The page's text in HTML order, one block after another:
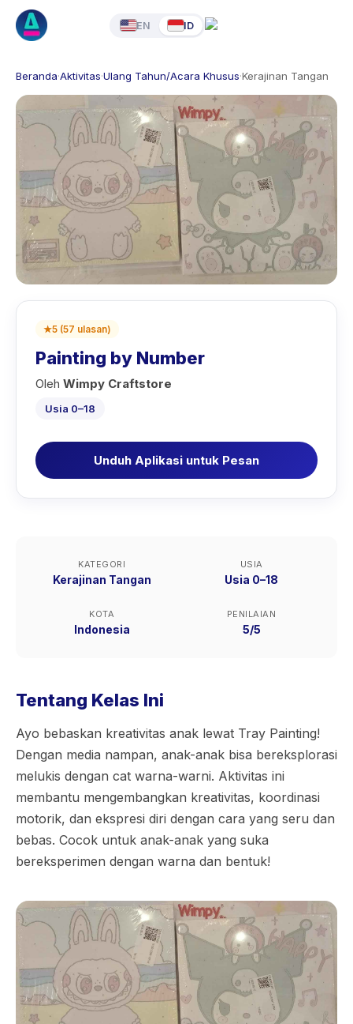
EN ID
Beranda·Aktivitas·Ulang Tahun/Acara Khusus·Kerajinan Tangan
★5 (57 ulasan)
Painting by Number
Oleh Wimpy Craftstore
Usia 0–18
Unduh Aplikasi untuk Pesan
KATEGORI
Kerajinan Tangan
USIA
Usia 0–18
KOTA
Indonesia
PENILAIAN
5/5
Tentang Kelas Ini
Ayo bebaskan kreativitas anak lewat Tray Painting!
Dengan media nampan, anak-anak bisa bereksplorasi
melukis dengan cat warna-warni. Aktivitas ini
membantu mengembangkan kreativitas, koordinasi
motorik, dan ekspresi diri dengan cara yang seru dan
bebas. Cocok untuk anak-anak yang suka
bereksperimen dengan warna dan bentuk!